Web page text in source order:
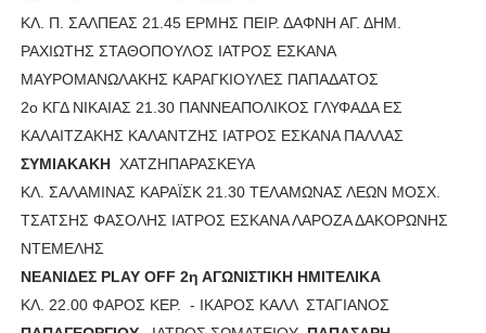
ΚΛ. Π. ΣΑΛΠΕΑΣ 21.45 ΕΡΜΗΣ ΠΕΙΡ. ΔΑΦΝΗ ΑΓ. ΔΗΜ.
ΡΑΧΙΩΤΗΣ ΣΤΑΘΟΠΟΥΛΟΣ ΙΑΤΡΟΣ ΕΣΚΑΝΑ
ΜΑΥΡΟΜΑΝΩΛΑΚΗΣ ΚΑΡΑΓΚΙΟΥΛΕΣ ΠΑΠΑΔΑΤΟΣ
2ο ΚΓΔ ΝΙΚΑΙΑΣ 21.30 ΠΑΝΝΕΑΠΟΛΙΚΟΣ ΓΛΥΦΑΔΑ ΕΣ
ΚΑΛΑΙΤΖΑΚΗΣ ΚΑΛΑΝΤΖΗΣ ΙΑΤΡΟΣ ΕΣΚΑΝΑ ΠΑΛΛΑΣ
ΣΥΜΙΑΚΑΚΗΧΑΤΖΗΠΑΡΑΣΚΕΥΑ
ΚΛ. ΣΑΛΑΜΙΝΑΣ ΚΑΡΑΪΣΚ 21.30 ΤΕΛΑΜΩΝΑΣ ΛΕΩΝ ΜΟΣΧ.
ΤΣΑΤΣΗΣ ΦΑΣΟΛΗΣ ΙΑΤΡΟΣ ΕΣΚΑΝΑ ΛΑΡΟΖΑ ΔΑΚΟΡΩΝΗΣ
ΝΤΕΜΕΛΗΣ
ΝΕΑΝΙΔΕΣ PLAY OFF 2η ΑΓΩΝΙΣΤΙΚΗ ΗΜΙΤΕΛΙΚΑ
ΚΛ. 22.00 ΦΑΡΟΣ ΚΕΡ. - ΙΚΑΡΟΣ ΚΑΛΛ ΣΤΑΓΙΑΝΟΣ